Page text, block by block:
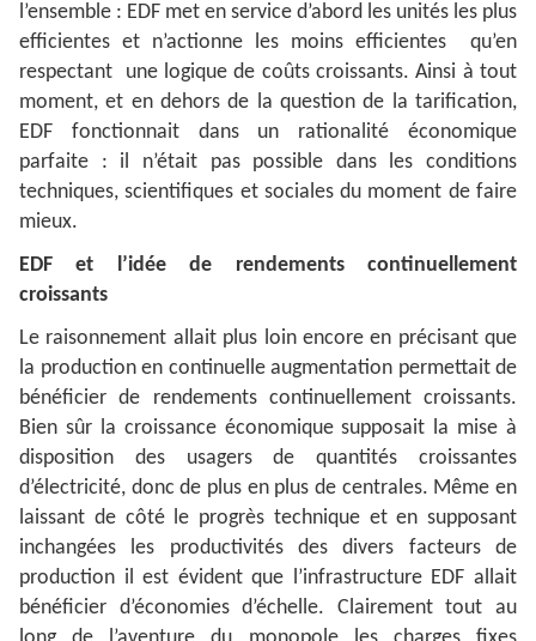
l’ensemble : EDF met en service d’abord les unités les plus
efficientes et n’actionne les moins efficientes qu’en
respectant une logique de coûts croissants. Ainsi à tout
moment, et en dehors de la question de la tarification,
EDF fonctionnait dans un rationalité économique
parfaite : il n’était pas possible dans les conditions
techniques, scientifiques et sociales du moment de faire
mieux.
EDF et l’idée de rendements continuellement
croissants
Le raisonnement allait plus loin encore en précisant que
la production en continuelle augmentation permettait de
bénéficier de rendements continuellement croissants.
Bien sûr la croissance économique supposait la mise à
disposition des usagers de quantités croissantes
d’électricité, donc de plus en plus de centrales. Même en
laissant de côté le progrès technique et en supposant
inchangées les productivités des divers facteurs de
production il est évident que l’infrastructure EDF allait
bénéficier d’économies d’échelle. Clairement tout au